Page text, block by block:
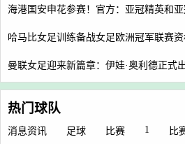
海港国安申花参赛！官方：亚冠精英和
哈马比女足训练备战女足欧洲冠军联赛
曼联女足迎来新篇章：伊娃·奥利德正式
热门球队
消息资讯 足球 比赛 1 比